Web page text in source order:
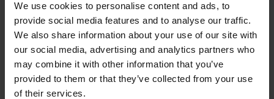
We use cookies to personalise content and ads, to
provide social media features and to analyse our traffic.
We also share information about your use of our site with
our social media, advertising and analytics partners who
may combine it with other information that you’ve
provided to them or that they’ve collected from your use
of their services.
Frakt & Leverans Köpvillkor
Betalning
Integritetspolicy
Returer
Ångerrätt
Orderstatus
Reklamationer & Klagomål
Information om återvinning
Om xlmoto.se
Lediga jobb
Försäkran om överensstämmelse